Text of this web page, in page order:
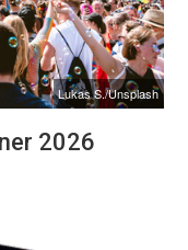
Lukas S./Unsplash
2026